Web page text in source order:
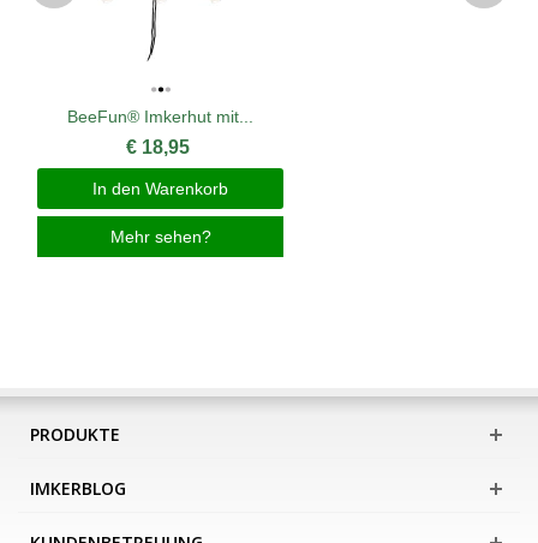
BeeFun® Imkerhut mit...
€ 18,95
In den Warenkorb
Mehr sehen?
PRODUKTE
IMKERBLOG